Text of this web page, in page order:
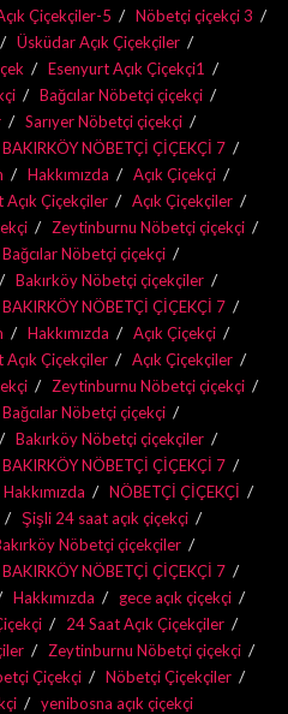
Çiçekçiler-5
Nöbetçi çiçekçi 3
Üsküdar Açık Çiçekçiler
Esenyurt Açık Çiçekçi1
Bağcılar Nöbetçi çiçekçi
Sarıyer Nöbetçi çiçekçi
BAKIRKÖY NÖBETÇİ ÇİÇEKÇİ 7
Hakkımızda
Açık Çiçekçi
Açık Çiçekçiler
Açık Çiçekçiler
Zeytinburnu Nöbetçi çiçekçi
Bağcılar Nöbetçi çiçekçi
Bakırköy Nöbetçi çiçekçiler
BAKIRKÖY NÖBETÇİ ÇİÇEKÇİ 7
Hakkımızda
Açık Çiçekçi
Açık Çiçekçiler
Açık Çiçekçiler
Zeytinburnu Nöbetçi çiçekçi
Bağcılar Nöbetçi çiçekçi
Bakırköy Nöbetçi çiçekçiler
BAKIRKÖY NÖBETÇİ ÇİÇEKÇİ 7
Hakkımızda
NÖBETÇİ ÇİÇEKÇİ
Şişli 24 saat açık çiçekçi
Nöbetçi çiçekçiler
BAKIRKÖY NÖBETÇİ ÇİÇEKÇİ 7
Hakkımızda
gece açık çiçekçi
24 Saat Açık Çiçekçiler
Zeytinburnu Nöbetçi çiçekçi
Çiçekçi
Nöbetçi Çiçekçiler
yenibosna açık çiçekçi